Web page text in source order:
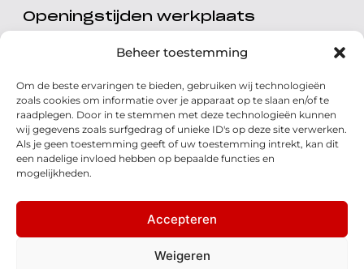
Beheer toestemming
Om de beste ervaringen te bieden, gebruiken wij technologieën
zoals cookies om informatie over je apparaat op te slaan en/of te
raadplegen. Door in te stemmen met deze technologieën kunnen
wij gegevens zoals surfgedrag of unieke ID's op deze site verwerken.
Als je geen toestemming geeft of uw toestemming intrekt, kan dit
een nadelige invloed hebben op bepaalde functies en
mogelijkheden.
Accepteren
Weigeren
Openingstijden werkplaats
Maandag t/m vrijdag
08.00 tot 17.00 uur
Zondag
Gesloten
Volg ons
© 2026 - Honda Welman